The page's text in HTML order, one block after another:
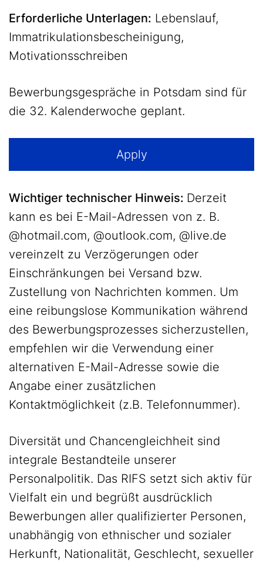
Erforderliche Unterlagen: Lebenslauf,
Immatrikulationsbescheinigung,
Motivationsschreiben
Bewerbungsgespräche in Potsdam sind für
die 32. Kalenderwoche geplant.
Apply
Wichtiger technischer Hinweis: Derzeit
kann es bei E-Mail-Adressen von z. B.
@hotmail.com, @outlook.com, @live.de
vereinzelt zu Verzögerungen oder
Einschränkungen bei Versand bzw.
Zustellung von Nachrichten kommen. Um
eine reibungslose Kommunikation während
des Bewerbungsprozesses sicherzustellen,
empfehlen wir die Verwendung einer
alternativen E-Mail-Adresse sowie die
Angabe einer zusätzlichen
Kontaktmöglichkeit (z.B. Telefonnummer).
Diversität und Chancengleichheit sind
integrale Bestandteile unserer
Personalpolitik. Das RIFS setzt sich aktiv für
Vielfalt ein und begrüßt ausdrücklich
Bewerbungen aller qualifizierter Personen,
unabhängig von ethnischer und sozialer
Herkunft, Nationalität, Geschlecht, sexueller